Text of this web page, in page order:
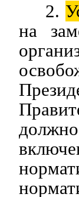
2.
на